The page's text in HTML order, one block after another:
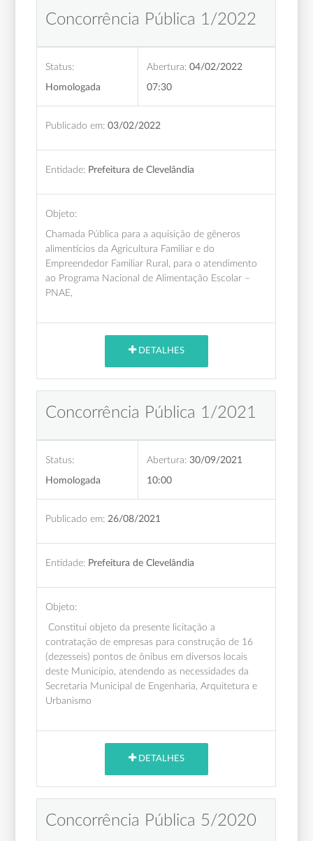
Concorrência Pública 1/2022
Status:
Homologada
Abertura: 04/02/2022
07:30
Publicado em: 03/02/2022
Entidade: Prefeitura de Clevelândia
Objeto:
Chamada Pública para a aquisição de gêneros
alimentícios da Agricultura Familiar e do
Empreendedor Familiar Rural, para o atendimento
ao Programa Nacional de Alimentação Escolar –
PNAE,
DETALHES
Concorrência Pública 1/2021
Status:
Homologada
Abertura: 30/09/2021
10:00
Publicado em: 26/08/2021
Entidade: Prefeitura de Clevelândia
Objeto:
Constitui objeto da presente licitação a
contratação de empresas para construção de 16
(dezesseis) pontos de ônibus em diversos locais
deste Município, atendendo as necessidades da
Secretaria Municipal de Engenharia, Arquitetura e
Urbanismo
DETALHES
Concorrência Pública 5/2020